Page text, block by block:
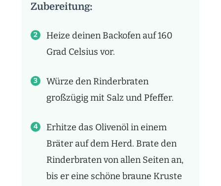
Zubereitung:
Heize deinen Backofen auf 160
Grad Celsius vor.
Würze den Rinderbraten
großzügig mit Salz und Pfeffer.
Erhitze das Olivenöl in einem
Bräter auf dem Herd. Brate den
Rinderbraten von allen Seiten an,
bis er eine schöne braune Kruste